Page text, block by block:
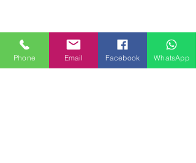
Phone Email Facebook WhatsApp